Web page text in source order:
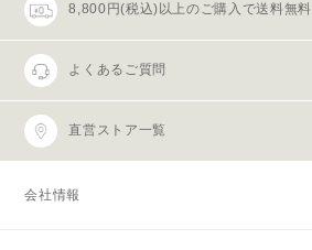
8,800円(税込)以上のご購入で送料無料
よくあるご質問
直営ストア一覧
会社情報